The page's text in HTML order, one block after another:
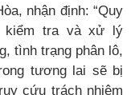
nhận định: “Quy
kiểm tra và xử lý
tình trạng phân lô,
tương lai sẽ bị
cứu trách nhiệm